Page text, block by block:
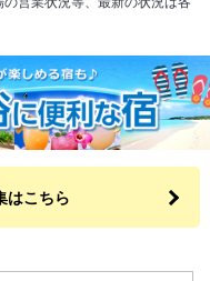
はこちら